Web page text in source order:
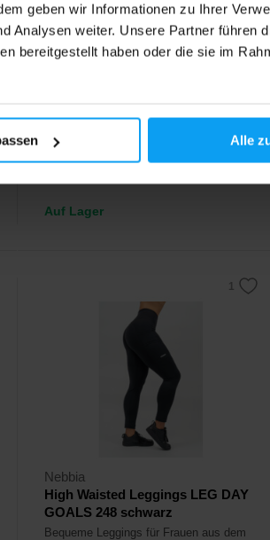
geben wir Informationen zu Ihrer
Analysen weiter. Unsere Partner führen
bereitgestellt haben oder die sie im
Alle
Nebbia
Stylische Frauenleggings mit
Knittereffekt am Po.
59
Auf Lager
Nebbia
High Waisted Leggings LEG DAY
GOALS 248 schwarz
Bequeme Leggings für Frauen aus dem